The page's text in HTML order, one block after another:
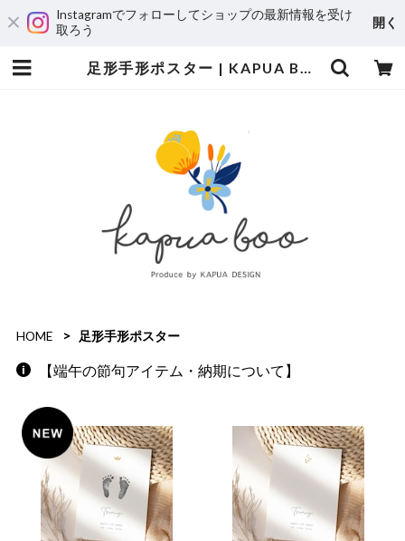
Instagramでフォローしてショップの最新情報を受け
取ろう
開く
足形手形ポスター | KAPUA BOO
HOME 足形手形ポスター
【端午の節句アイテム・納期について】